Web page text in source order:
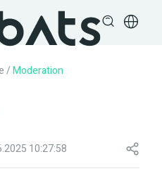
/Moderation
10:27:58